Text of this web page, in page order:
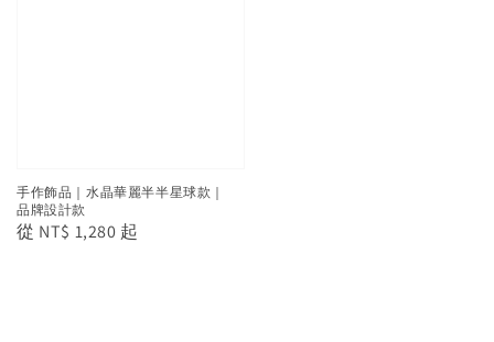
手作飾品｜水晶華麗半半星球款｜
品牌設計款
Regular
從 NT$ 1,280 起